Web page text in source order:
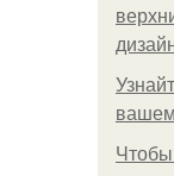
Чтобы